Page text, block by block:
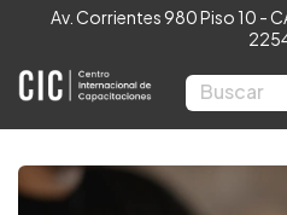
Av. Corrientes 980 Piso 10 -